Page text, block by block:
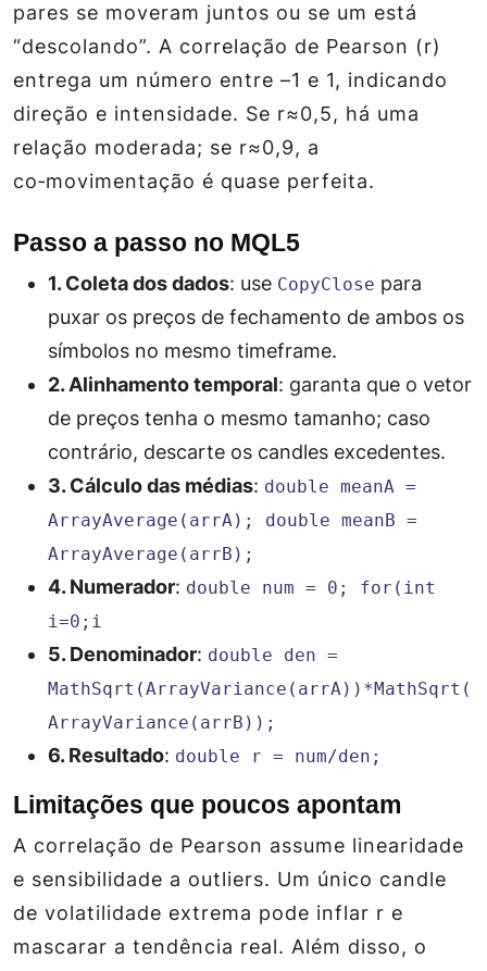
pares se moveram juntos ou se um está
“descolando”. A correlação de Pearson (r)
entrega um número entre –1 e 1, indicando
direção e intensidade. Se r≈0,5, há uma
relação moderada; se r≈0,9, a
co‑movimentação é quase perfeita.
Passo a passo no MQL5
1. Coleta dos dados: use CopyClose para
puxar os preços de fechamento de ambos os
símbolos no mesmo timeframe.
2. Alinhamento temporal: garanta que o vetor
de preços tenha o mesmo tamanho; caso
contrário, descarte os candles excedentes.
3. Cálculo das médias: double meanA =
ArrayAverage(arrA); double meanB =
ArrayAverage(arrB);
4. Numerador: double num = 0; for(int
i=0;i
5. Denominador: double den =
MathSqrt(ArrayVariance(arrA))*MathSqrt(
ArrayVariance(arrB));
6. Resultado: double r = num/den;
Limitações que poucos apontam
A correlação de Pearson assume linearidade
e sensibilidade a outliers. Um único candle
de volatilidade extrema pode inflar r e
mascarar a tendência real. Além disso, o